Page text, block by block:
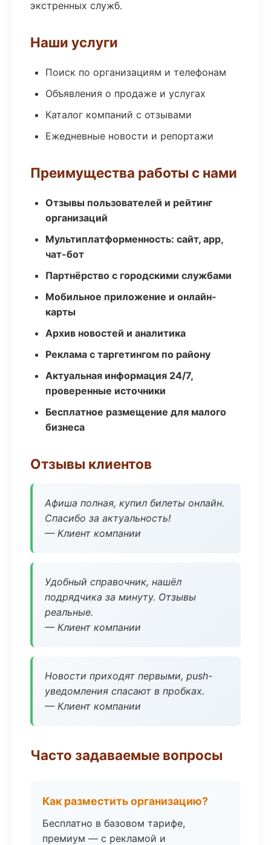
экстренных служб.
Наши услуги
Поиск по организациям и телефонам
Объявления о продаже и услугах
Каталог компаний с отзывами
Ежедневные новости и репортажи
Преимущества работы с нами
Отзывы пользователей и рейтинг
организаций
Мультиплатформенность: сайт, app,
чат-бот
Партнёрство с городскими службами
Мобильное приложение и онлайн-
карты
Архив новостей и аналитика
Реклама с таргетингом по району
Актуальная информация 24/7,
проверенные источники
Бесплатное размещение для малого
бизнеса
Отзывы клиентов
Афиша полная, купил билеты онлайн.
Спасибо за актуальность!
— Клиент компании
Удобный справочник, нашёл
подрядчика за минуту. Отзывы
реальные.
— Клиент компании
Новости приходят первыми, push-
уведомления спасают в пробках.
— Клиент компании
Часто задаваемые вопросы
Как разместить организацию?
Бесплатно в базовом тарифе,
премиум — с рекламой и